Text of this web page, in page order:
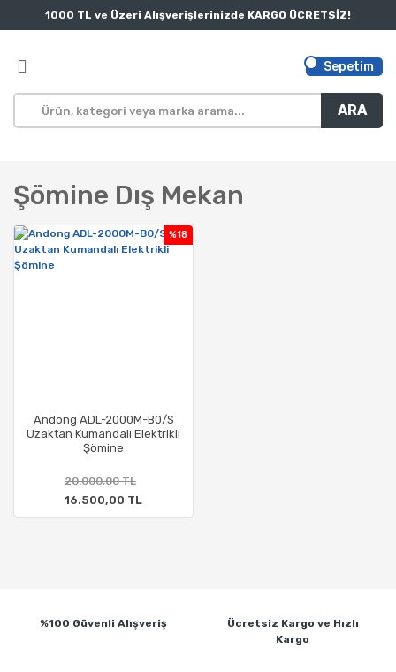
1000 TL ve Üzeri Alışverişlerinizde KARGO ÜCRETSİZ!
ARA
Sepetim
Şömine Dış Mekan
Andong ADL-2000M-B0/S
Uzaktan Kumandalı Elektrikli
Şömine
%18
20.000,00 TL
16.500,00 TL
%100 Güvenli Alışveriş Ücretsiz Kargo ve Hızlı
Kargo